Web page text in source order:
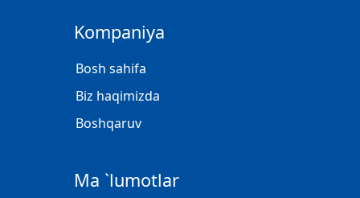
Kompaniya
Bosh sahifa
Biz haqimizda
Boshqaruv
Ma `lumotlar